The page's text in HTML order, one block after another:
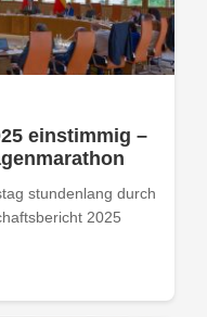
einstimmig –
stundenlang durch
2025